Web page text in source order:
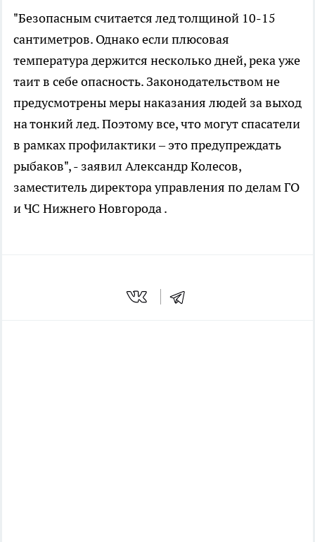
"Безопасным считается лед толщиной 10-15
сантиметров. Однако если плюсовая
температура держится несколько дней, река уже
таит в себе опасность. Законодательством не
предусмотрены меры наказания людей за выход
на тонкий лед. Поэтому все, что могут спасатели
в рамках профилактики – это предупреждать
рыбаков", - заявил Александр Колесов,
заместитель директора управления по делам ГО
и ЧС Нижнего Новгорода .